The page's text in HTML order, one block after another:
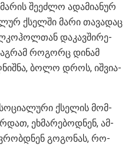
შე­ეძ­ლო ადა­მი­ა­ნურ
ქსელ­ში მარი თა­ვა­დაც
და­კავ­ში­რე­
რო­გორც დი­ნამ
ბოლო დროს, იშ­ვი­ა­
ქსე­ლის მომ­
ეხ­მა­რე­ბოდ­ნენ, ამ­
გო­გო­ნას, რო­